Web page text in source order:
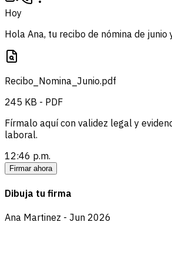
Hoy
Hola Ana, tu recibo de nómina de junio
Recibo_Nomina_Junio.pdf
245 KB - PDF
Fírmalo aquí con validez legal y
laboral.
12:46 p.m.
Firmar ahora
Dibuja tu firma
Ana Martinez - Jun 2026